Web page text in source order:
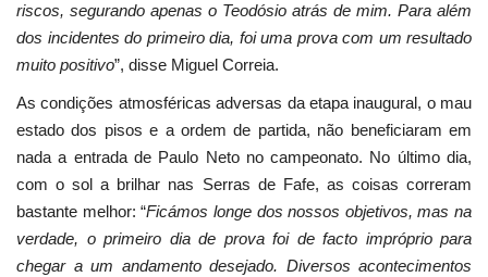
riscos, segurando apenas o Teodósio atrás de mim. Para além
dos incidentes do primeiro dia, foi uma prova com um resultado
muito positivo”, disse Miguel Correia.
As condições atmosféricas adversas da etapa inaugural, o mau
estado dos pisos e a ordem de partida, não beneficiaram em
nada a entrada de Paulo Neto no campeonato. No último dia,
com o sol a brilhar nas Serras de Fafe, as coisas correram
bastante melhor: “Ficámos longe dos nossos objetivos, mas na
verdade, o primeiro dia de prova foi de facto impróprio para
chegar a um andamento desejado. Diversos acontecimentos